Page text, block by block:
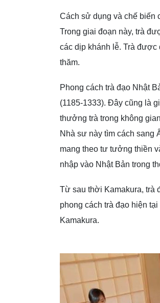
Cách sử dụng và chế biến
Trong giai đoạn này, trà
các dịp khánh lễ. Trà
thăm.
Phong cách trà đạo Nhật
(1185-1333). Đây cũng là
thưởng trà trong không
Nhà sư này tìm cách sang
mang theo tư tưởng thiền
nhập vào Nhật Bản trong
Từ sau thời Kamakura, trà
phong cách trà đạo hiện
Kamakura.